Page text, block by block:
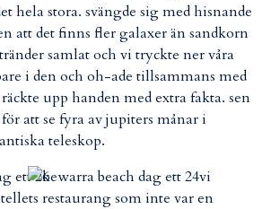
hela stora. svängde sig med hisnande
att det finns fler galaxer än sandkorn
samlat och vi tryckte ner våra
i den och oh-ade tillsammans med
upp handen med extra fakta. sen
att se fyra av jupiters månar i
teleskop.
vi
restaurang som inte var en